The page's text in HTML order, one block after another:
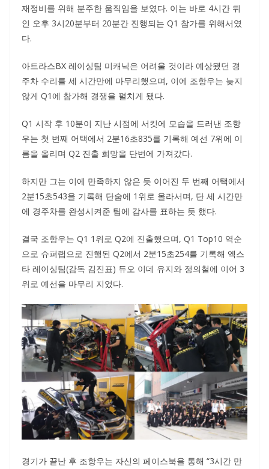
재정비를 위해 분주한 움직임을 보였다. 이는 바로 4시간 뒤
인 오후 3시20분부터 20분간 진행되는 Q1 참가를 위해서였
다.
아트라스BX 레이싱팀 미캐닉은 어려울 것이라 예상됐던 경
주차 수리를 세 시간만에 마무리했으며, 이에 조항우는 늦지
않게 Q1에 참가해 경쟁을 펼치게 됐다.
Q1 시작 후 10분이 지난 시점에 서킷에 모습을 드러낸 조항
우는 첫 번째 어택에서 2분16초835를 기록해 예선 7위에 이
름을 올리며 Q2 진출 희망을 단번에 가져갔다.
하지만 그는 이에 만족하지 않은 듯 이어진 두 번째 어택에서
2분15초543을 기록해 단숨에 1위로 올라서며, 단 세 시간만
에 경주차를 완성시켜준 팀에 감사를 표하는 듯 했다.
결국 조항우는 Q1 1위로 Q2에 진출했으며, Q1 Top10 역순
으로 슈퍼랩으로 진행된 Q2에서 2분15초254를 기록해 엑스
타 레이싱팀(감독 김진표) 듀오 이데 유지와 정의철에 이어 3
위로 예선을 마무리 지었다.
경기가 끝난 후 조항우는 자신의 페이스북을 통해 “3시간 만